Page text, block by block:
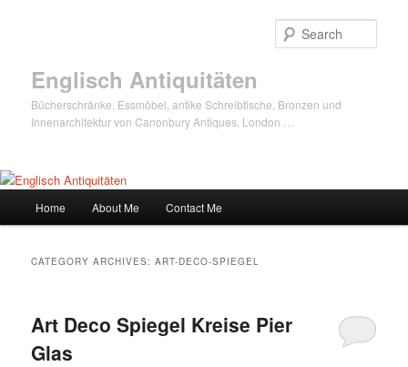
Englisch Antiquitäten
Bücherschränke, Essmöbel, antike Schreibtische, Bronzen und
Innenarchitektur von Canonbury Antiques, London …
Skip
content
Skip
content
Home About Me Contact Me
CATEGORY ARCHIVES:ART-DECO-SPIEGEL
Art Deco Spiegel Kreise Pier
Glas